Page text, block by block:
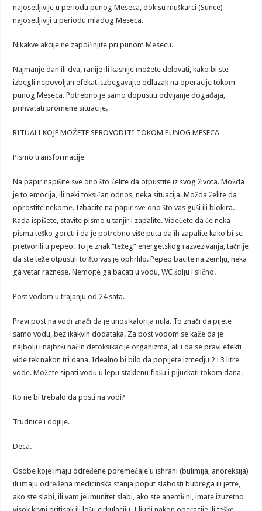
najosetljivije u periodu punog Meseca, dok su muškarci (Sunce)
najosetljiviji u periodu mladog Meseca.
Nikakve akcije ne započinjite pri punom Mesecu.
Najmanje dan ili dva, ranije ili kasnije možete delovati, kako bi ste
izbegli nepovoljan efekat. Izbegavajte odlazak na operacije tokom
punog Meseca. Potrebno je samo dopustiti odvijanje događaja,
prihvatati promene situacije.
RITUALI KOJE MOŽETE SPROVODITI TOKOM PUNOG MESECA
Pismo transformacije
Na papir napišite sve ono što želite da otpustite iz svog života. Možda
je to emocija, ili neki toksičan odnos, neka situacija. Možda želite da
oprostite nekome. Izbacite na papir sve ono što vas guši ili blokira.
Kada ispišete, stavite pismo u tanjir i zapalite. Videćete da će neka
pisma teško goreti i da je potrebno više puta da ih zapalite kako bi se
pretvorili u pepeo. To je znak “težeg” energetskog razvezivanja, tačnije
da ste teže otpustili to što vas je ophrlilo. Pepeo bacite na zemlju, neka
ga vetar raznese. Nemojte ga bacati u vodu, WC šolju i slično.
Post vodom u trajanju od 24 sata.
Pravi post na vodi znači da je unos kalorija nula. To znači da pijete
samo vodu, bez ikakvih dodataka. Za post vodom se kaže da je
najbolji i najbrži način detoksikacije organizma, ali i da se pravi efekti
vide tek nakon tri dana. Idealno bi bilo da popijete izmedju 2 i 3 litre
vode. Možete sipati vodu u lepu staklenu flašu i pijuckati tokom dana.
Ko ne bi trebalo da posti na vodi?
Trudnice i dojilje.
Deca.
Osobe koje imaju određene poremećaje u ishrani (bulimija, anoreksija)
ili imaju određena medicinska stanja poput slabosti bubrega ili jetre,
ako ste slabi, ili vam je imunitet slabi, ako ste anemični, imate izuzetno